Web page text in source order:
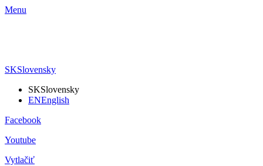
Menu
SKSlovensky
SKSlovensky
ENEnglish
Facebook
Youtube
Vytlačiť